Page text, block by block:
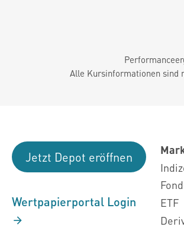
Alle Kursinformationen sind
Jetzt Depot eröffnen
Wertpapierportal Login
ETF